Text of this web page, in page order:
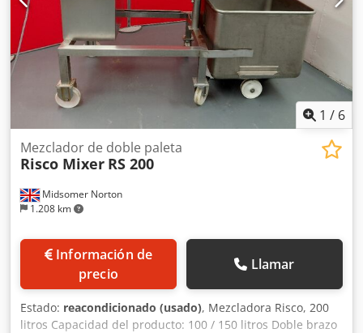
1 / 6
Midsomer Norton
1.208 km
Mezclador de doble paleta
Risco Mixer RS 200
Información de
precio
Llamar
Estado: reacondicionado (usado), Mezcladora Risco, 200
litros Capacidad del producto: 100 / 150 litros Doble brazo